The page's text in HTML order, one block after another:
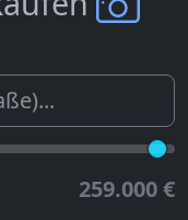
259.000 €